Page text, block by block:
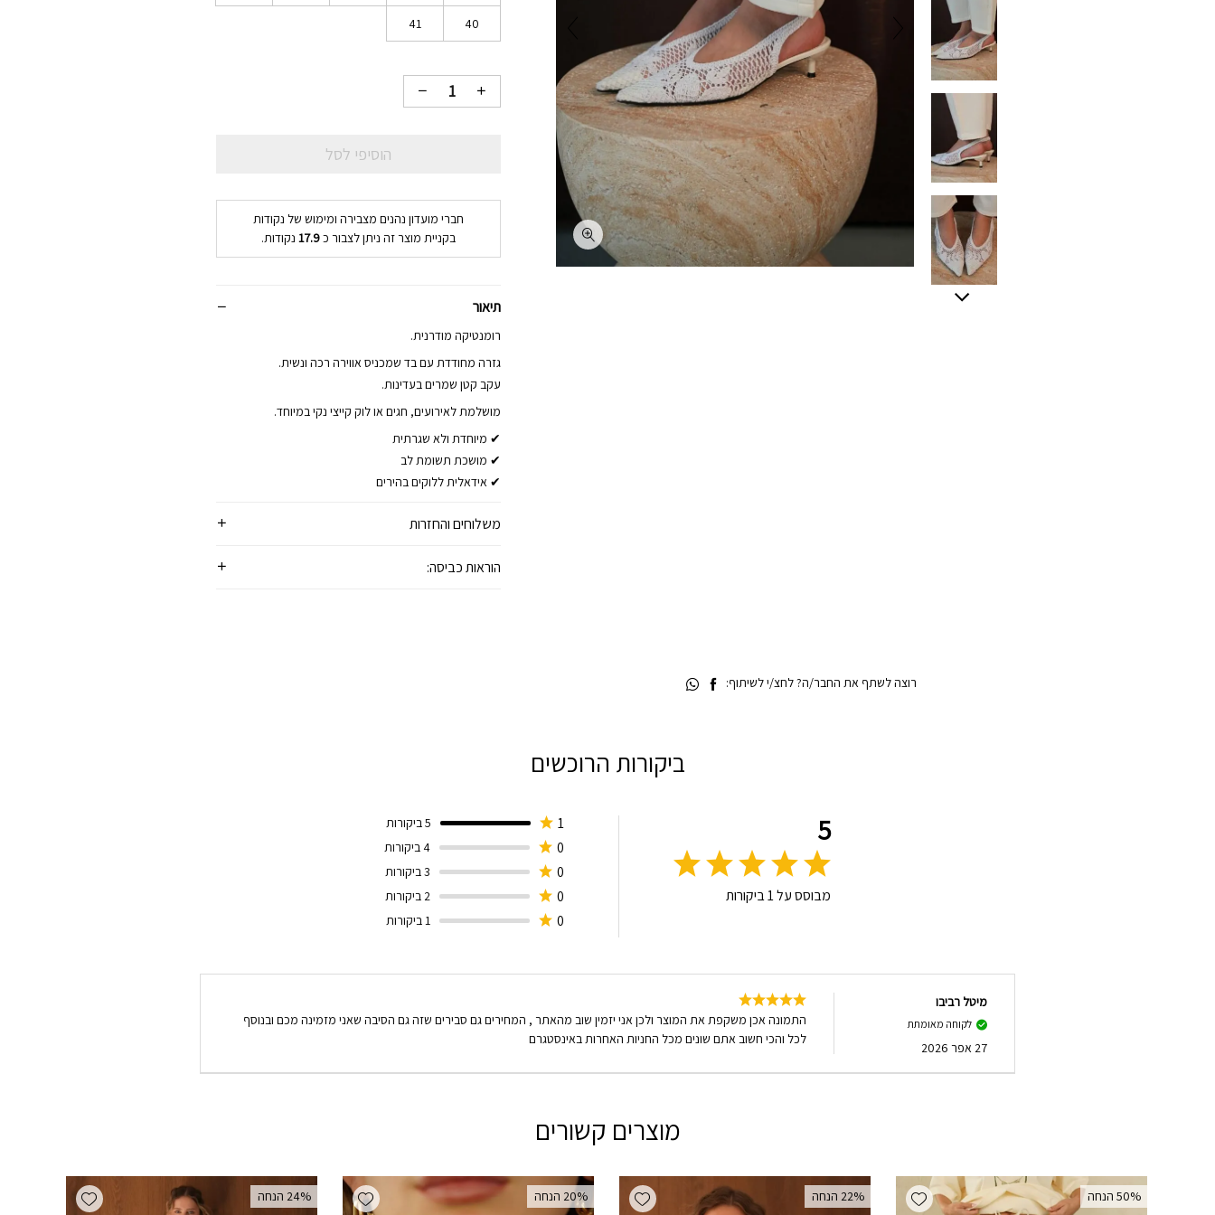
40
41
הוסיפי לסל
חברי מועדון נהנים מצבירה ומימוש של נקודות
בקניית מוצר זה ניתן לצבור כ17.9 נקודות.
תיאור
רומנטיקה מודרנית.
גזרה מחודדת עם בד שמכניס אווירה רכה ונשית.
עקב קטן שמרים בעדינות.
מושלמת לאירועים, חגים או לוק קייצי נקי במיוחד.
✔ מיוחדת ולא שגרתית
✔ מושכת תשומת לב
✔ אידאלית ללוקים בהירים
משלוחים והחזרות
הוראות כביסה:
רוצה לשתף את החבר/ה? לחצ/י לשיתוף:
ביקורות הרוכשים
5
מבוסס על1ביקורות
1 5 ביקורות
0 4 ביקורות
0 3 ביקורות
0 2 ביקורות
0 1 ביקורות
מיטל רביבו
לקוחה מאומתת
27 אפר 2026
התמונה אכן משקפת את המוצר ולכן אני יזמין שוב מהאתר , המחירים גם סבירים שזה גם הסיבה שאני מזמינה מכם ובנוסף
לכל והכי חשוב אתם שונים מכל החניות האחרות באינסטגרם
מוצרים קשורים
Add wishlist ‫50% הנחה Add wishlist ‫22% הנחה Add wishlist ‫20% הנחה Add wishlist ‫24% הנחה